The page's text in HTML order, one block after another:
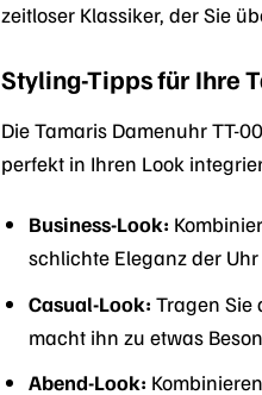
zeitloser Klassiker, der Sie
Styling-Tipps für Ihre
Die Tamaris Damenuhr TT-
perfekt in Ihren Look
Business-Look:
schlichte Eleganz der
Casual-Look: Tragen Sie
macht ihn zu etwas
Abend-Look: